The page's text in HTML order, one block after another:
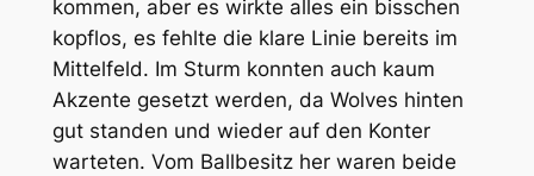
kommen, aber es wirkte alles ein bisschen
kopflos, es fehlte die klare Linie bereits im
Mittelfeld. Im Sturm konnten auch kaum
Akzente gesetzt werden, da Wolves hinten
gut standen und wieder auf den Konter
warteten. Vom Ballbesitz her waren beide